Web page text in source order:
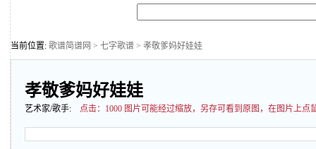
当前位置: 歌谱简谱网 > 七字歌谱 > 孝敬爹妈好娃娃
孝敬爹妈好娃娃
艺术家/歌手: 点击： 1000 图片可能经过缩放，另存可看到原图，在图片上